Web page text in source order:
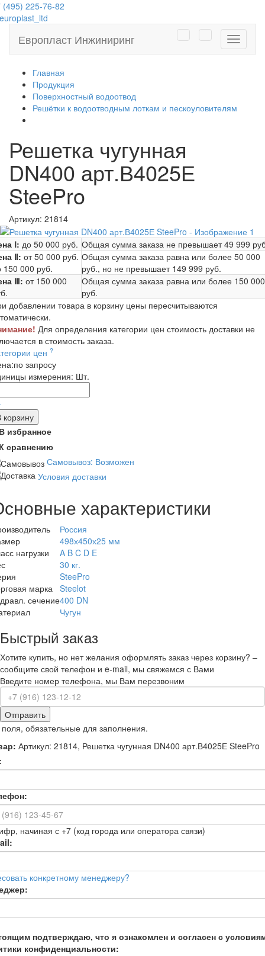
(495) 225-76-82
Европласт Инжиниринг
Главная
Продукция
Поверхностный водоотвод
Решётки к водоотводным лоткам и пескоуловителям
Решетка чугунная
DN400 арт.В4025Е
SteePro
Артикул: 21814
Ⅰ: до 50 000 руб. Общая сумма заказа не превышает49 999
Ⅱ: от 50 000 руб.
150 000 руб.
Общая сумма заказа равна или более 50 000
руб., но не превышает 149 999 руб.
Ⅲ: от 150 000
Общая сумма заказа равна или более 150 000
руб.
добавлении товара в корзину цены пересчитываются
Для определения категории цен стоимость доставки не
в стоимость заказа.
цен ?
по запросу
измерения: Шт.
корзину
избранное
сравнению
Самовывоз: Возможен
Условия доставки
характеристики
Россия
498х450х25 мм
нагрузки
A B C D E
30 кг.
SteePro
марка
Steelot
сечение400 DN
Чугун
Быстрый заказ
Хотите купить, но нет желания оформлять заказ через корзину? –
сообщите свой телефон и e-mail, мы свяжемся с Вами
Введите номер телефона, мы Вам перезвоним
Отправить
обязательные для заполнения.
Артикул: 21814, Решетка чугунная DN400 арт.В4025Е SteePro
начиная с +7 (код города или оператора связи)
конкретному менеджеру?
подтверждаю, что я ознакомлен и согласен с
конфиденциальности: